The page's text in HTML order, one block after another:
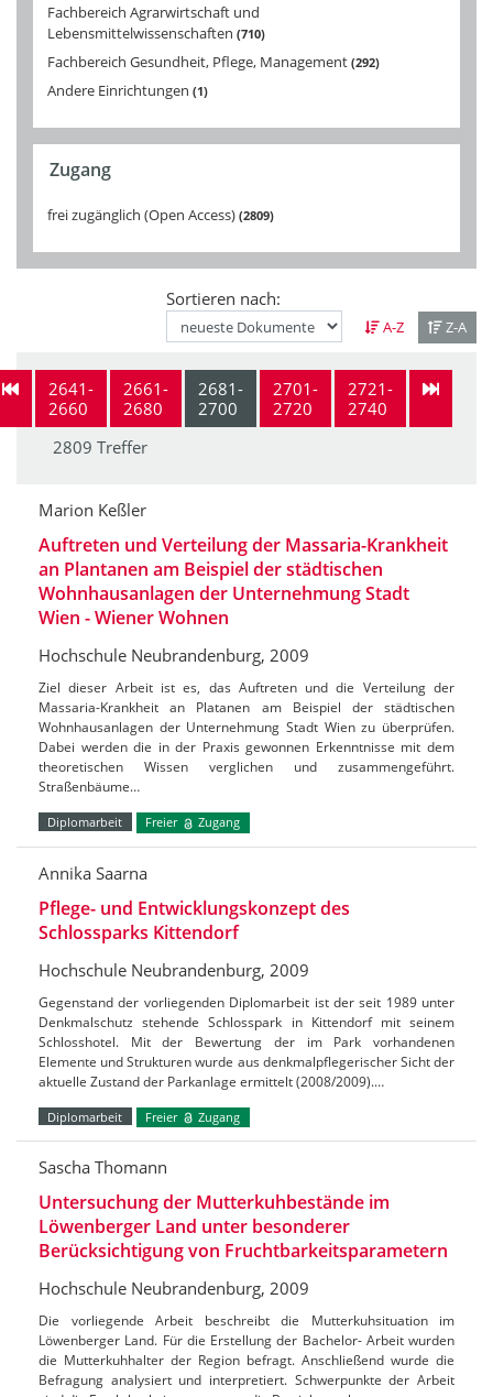
Fachbereich Agrarwirtschaft und
Lebensmittelwissenschaften 710
Fachbereich Gesundheit, Pflege, Management 292
Andere Einrichtungen 1
Zugang
frei zugänglich (Open Access) 2809
Sortieren nach:
A-Z Z-A
2641-
2660
2661-
2680
2681-
2700
2701-
2720
2721-
2740
2809 Treffer
Marion Keßler
Auftreten und Verteilung der Massaria-Krankheit
an Plantanen am Beispiel der städtischen
Wohnhausanlagen der Unternehmung Stadt
Wien - Wiener Wohnen
Hochschule Neubrandenburg, 2009
Ziel dieser Arbeit ist es, das Auftreten und die Verteilung der
Massaria-Krankheit an Platanen am Beispiel der städtischen
Wohnhausanlagen der Unternehmung Stadt Wien zu überprüfen.
Dabei werden die in der Praxis gewonnen Erkenntnisse mit dem
theoretischen Wissen verglichen und zusammengeführt.
Straßenbäume…
Diplomarbeit Freier Zugang
Annika Saarna
Pflege- und Entwicklungskonzept des
Schlossparks Kittendorf
Hochschule Neubrandenburg, 2009
Gegenstand der vorliegenden Diplomarbeit ist der seit 1989 unter
Denkmalschutz stehende Schlosspark in Kittendorf mit seinem
Schlosshotel. Mit der Bewertung der im Park vorhandenen
Elemente und Strukturen wurde aus denkmalpflegerischer Sicht der
aktuelle Zustand der Parkanlage ermittelt (2008/2009).…
Diplomarbeit Freier Zugang
Sascha Thomann
Untersuchung der Mutterkuhbestände im
Löwenberger Land unter besonderer
Berücksichtigung von Fruchtbarkeitsparametern
Hochschule Neubrandenburg, 2009
Die vorliegende Arbeit beschreibt die Mutterkuhsituation im
Löwenberger Land. Für die Erstellung der Bachelor- Arbeit wurden
die Mutterkuhhalter der Region befragt. Anschließend wurde die
Befragung analysiert und interpretiert. Schwerpunkte der Arbeit